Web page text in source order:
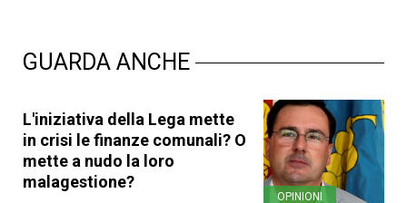
GUARDA ANCHE
L'iniziativa della Lega mette
in crisi le finanze comunali? O
mette a nudo la loro
malagestione?
OPINIONI